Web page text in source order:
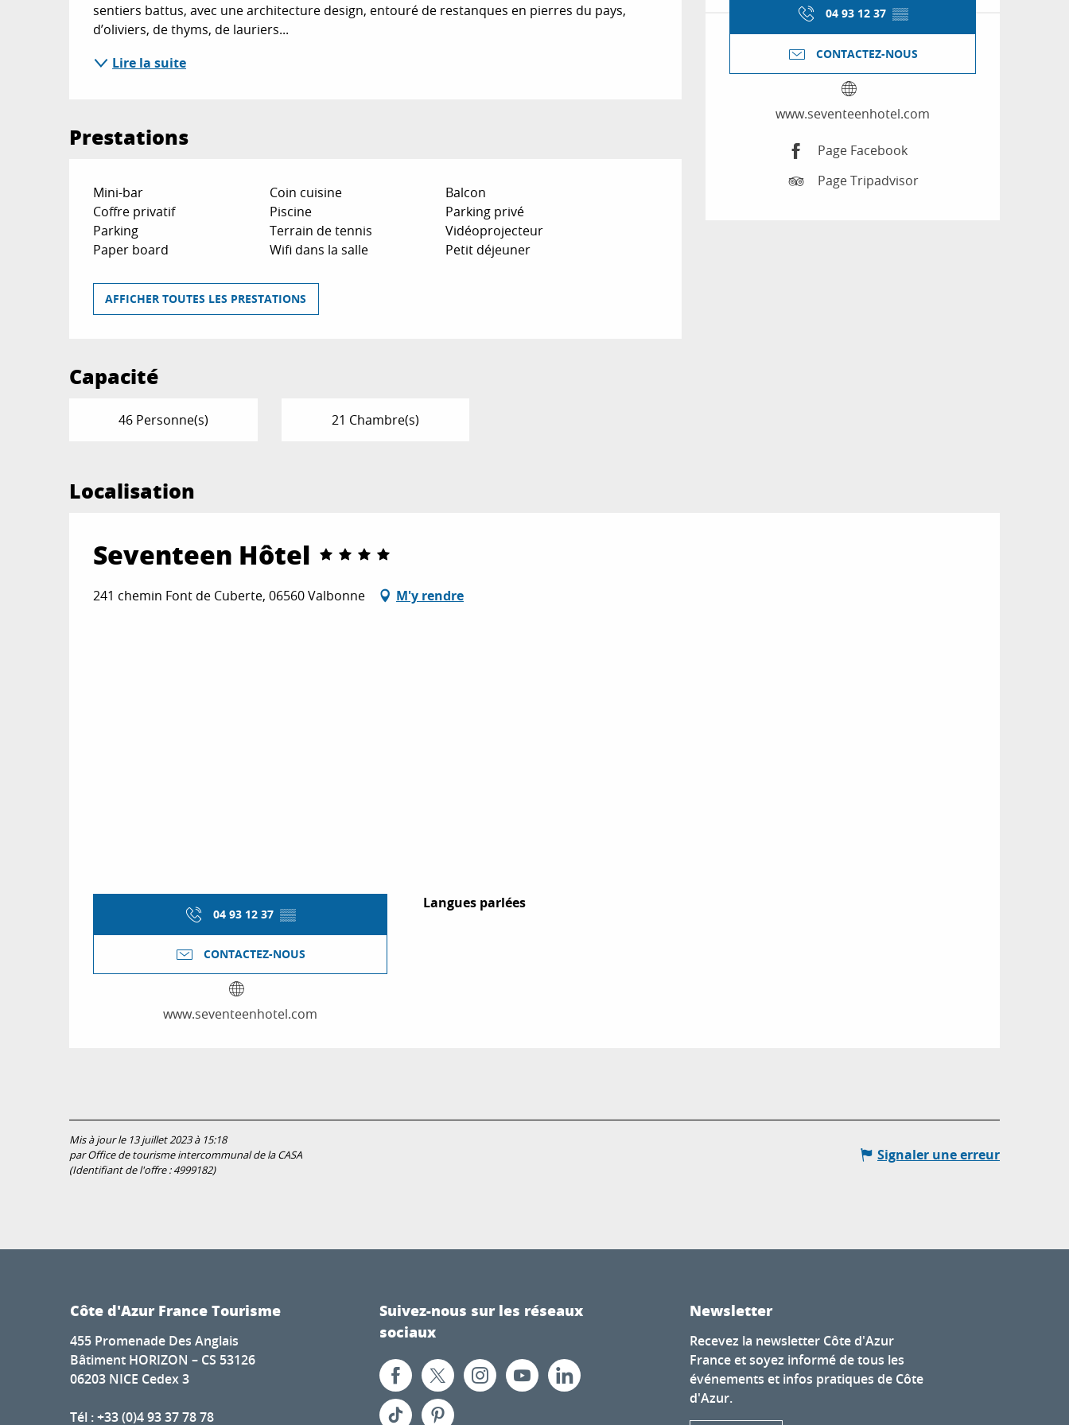
04 93 12 37 ▒▒
CONTACTEZ-NOUS
www.seventeenhotel.com
Page Facebook
Page Tripadvisor
sentiers battus, avec une architecture design, entouré de restanques en pierres du pays,
d’oliviers, de thyms, de lauriers...
Lire la suite
Prestations
Mini-bar Coin cuisine
Balcon
Coffre privatif
Piscine
Parking privé
Parking
Terrain de tennis
Vidéoprojecteur
Paper board
Wifi dans la salle Petit déjeuner
AFFICHER TOUTES LES PRESTATIONS
Capacité
46 Personne(s) 21 Chambre(s)
Localisation
Seventeen Hôtel
241 chemin Font de Cuberte, 06560 Valbonne M'y rendre
04 93 12 37 ▒▒
CONTACTEZ-NOUS
www.seventeenhotel.com
Langues parlées
Langues parlées
Mis à jour le 13 juillet 2023 à 15:18
par Office de tourisme intercommunal de la CASA
(Identifiant de l'offre :4999182)
Signaler une erreur
Côte d'Azur France Tourisme
455 Promenade Des Anglais
Bâtiment HORIZON – CS 53126
06203 NICE Cedex 3
Tél : +33 (0)4 93 37 78 78
Suivez-nous sur les réseaux
sociaux
Newsletter
Recevez la newsletter Côte d'Azur
France et soyez informé de tous les
événements et infos pratiques de Côte
d'Azur.